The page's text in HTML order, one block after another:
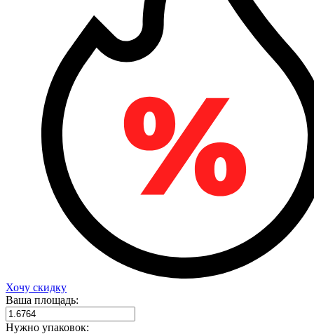
Хочу скидку
Ваша площадь:
Нужно упаковок: